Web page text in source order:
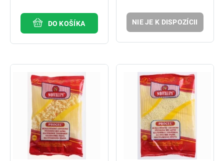
DO KOŠÍKA NIE JE K DISPOZÍCII